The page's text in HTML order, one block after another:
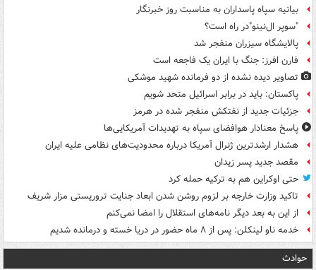
بیانیه سپاه پاسداران به مناسبت روز خبرنگار
"سوپر ال‌نینو"در راه است؟
پالایشگاه سیزران منفجر شد
فارن افرز: جنگ با ایران یک فاجعه است
تصاویر دیده‌ نشده از دو فرمانده شهید موشکی
پاکستان: باید در برابر اسرائیل متحد شویم
جزئیات جدید از نفتکش منفجر شده در هرمز
پاسخ معنادار هوافضای سپاه به تهدیدات آمریکایی‌ها
هشدار ارشدترین ژنرال آمریکا درباره محدودیت‌های نظامی علیه ایران
مقصد جدید پسر زیدان
حتی اوکراین هم به ترکیه حمله کرد
تاکید وزارت خارجه بر لزوم روشن شدن ابعاد جنایت تروریستی مزار شریف
از این به بعد دیگر نامه‌های استقلال را امضا نمی‌کنم
خدمه ناو لینکلن: پس از ۸ ماه حضور در دریا خسته و درمانده‌ شدیم
حوادث